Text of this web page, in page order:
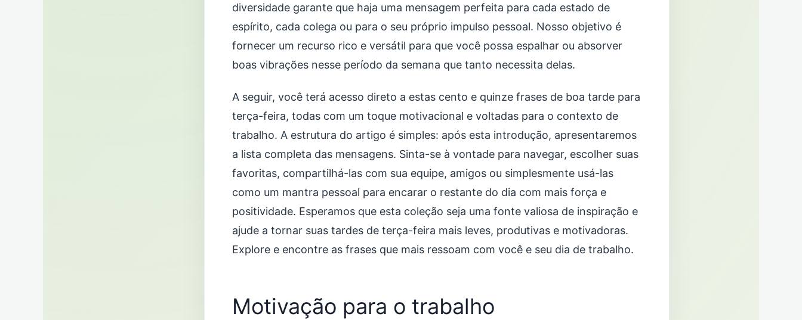
diversidade garante que haja uma mensagem perfeita para cada estado de
espírito, cada colega ou para o seu próprio impulso pessoal. Nosso objetivo é
fornecer um recurso rico e versátil para que você possa espalhar ou absorver
boas vibrações nesse período da semana que tanto necessita delas.
A seguir, você terá acesso direto a estas cento e quinze frases de boa tarde para
terça-feira, todas com um toque motivacional e voltadas para o contexto de
trabalho. A estrutura do artigo é simples: após esta introdução, apresentaremos
a lista completa das mensagens. Sinta-se à vontade para navegar, escolher suas
favoritas, compartilhá-las com sua equipe, amigos ou simplesmente usá-las
como um mantra pessoal para encarar o restante do dia com mais força e
positividade. Esperamos que esta coleção seja uma fonte valiosa de inspiração e
ajude a tornar suas tardes de terça-feira mais leves, produtivas e motivadoras.
Explore e encontre as frases que mais ressoam com você e seu dia de trabalho.
Motivação para o trabalho